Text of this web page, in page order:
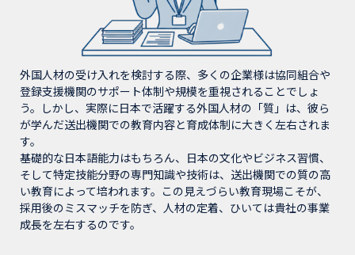
外国人材の受け入れを検討する際、多くの企業様は協同組合や
登録支援機関のサポート体制や規模を重視されることでしょ
う。しかし、実際に日本で活躍する外国人材の「質」は、彼ら
が学んだ送出機関での教育内容と育成体制に大きく左右されま
す。
基礎的な日本語能力はもちろん、日本の文化やビジネス習慣、
そして特定技能分野の専門知識や技術は、送出機関での質の高
い教育によって培われます。この見えづらい教育現場こそが、
採用後のミスマッチを防ぎ、人材の定着、ひいては貴社の事業
成長を左右するのです。